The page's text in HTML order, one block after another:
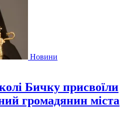
Новини
Бичку присвоїли
громадянин міста